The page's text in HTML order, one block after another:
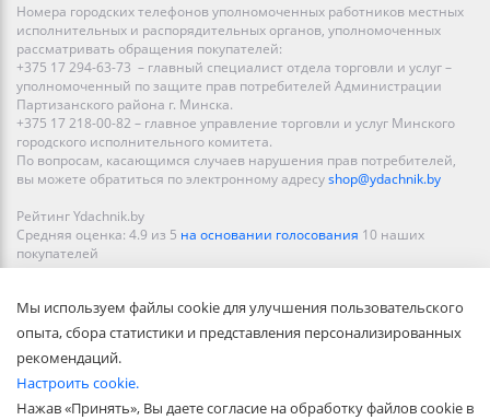
Номера городских телефонов уполномоченных работников местных
исполнительных и распорядительных органов, уполномоченных
рассматривать обращения покупателей:
+375 17 294-63-73 – главный специалист отдела торговли и услуг –
уполномоченный по защите прав потребителей Администрации
Партизанского района г. Минска.
+375 17 218-00-82 – главное управление торговли и услуг Минского
городского исполнительного комитета.
По вопросам, касающимся случаев нарушения прав потребителей,
вы можете обратиться по электронному адресуshop@ydachnik.by
Рейтинг Ydachnik.by
Средняя оценка: 4.9 из 5 на основании голосования 10 наших
покупателей
Гродно, Могилеве, Бобруйске, Барановичах, Молодечно,
Новополоцке, Пинске, Солигорске. При заказе в интернет-магазине
доставка осуществляется по всей Беларуси.
Мы используем файлы cookie для улучшения пользовательского
опыта, сбора статистики и представления персонализированных
рекомендаций.
Настроить cookie.
Нажав «Принять», Вы даете согласие на обработку файлов cookie в